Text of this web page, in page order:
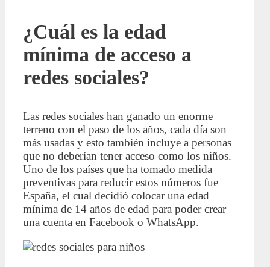
¿Cuál es la edad
mínima de acceso a
redes sociales?
Las redes sociales han ganado un enorme
terreno con el paso de los años, cada día son
más usadas y esto también incluye a personas
que no deberían tener acceso como los niños.
Uno de los países que ha tomado medida
preventivas para reducir estos números fue
España, el cual decidió colocar una edad
mínima de 14 años de edad para poder crear
una cuenta en Facebook o WhatsApp.